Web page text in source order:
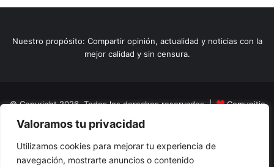
Valoramos tu privacidad
Utilizamos cookies para mejorar tu experiencia de
navegación, mostrarte anuncios o contenido
Nuestro propósito: Compartir opinión, actualidad y noticias con la
mejor calidad y sin censura.
© Copyright 2026, Todos los derechos reservados |
Comunitic
SAS BICNit 901228106
Home
Actualidad Variedades Opinion Turismo
El Tinteadero
Caricaturas Reportajes